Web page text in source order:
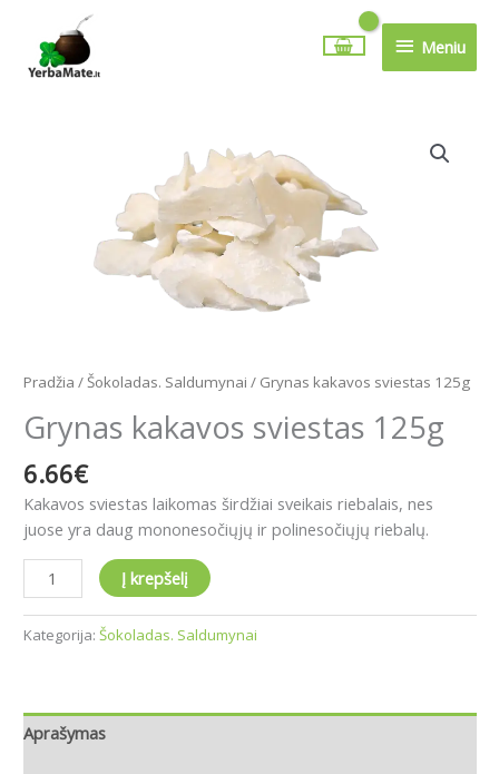
turinio
Meniu
Meniu
Pradžia /Šokoladas. Saldumynai / Grynas kakavos sviestas 125g
Grynas kakavos sviestas 125g
6.66€
Kakavos sviestas laikomas širdžiai sveikais riebalais, nes
juose yra daug mononesočiųjų ir polinesočiųjų riebalų.
Į krepšelį
Kategorija: Šokoladas. Saldumynai
Aprašymas